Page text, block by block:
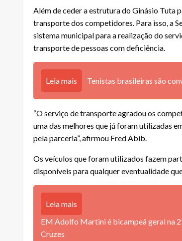
Além de ceder a estrutura do Ginásio Tuta
transporte dos competidores. Para isso, a
sistema municipal para a realização do
transporte de pessoas com deficiência.
Leia mais Tenistas brasileiras são
“O serviço de transporte agradou os
uma das melhores que já foram utilizadas
pela parceria”, afirmou Fred Abib.
Os veículos que foram utilizados fazem
disponíveis para qualquer eventualidade
Leia mais
EM Adolfo Martini é bicampeã geral na
Cruzes